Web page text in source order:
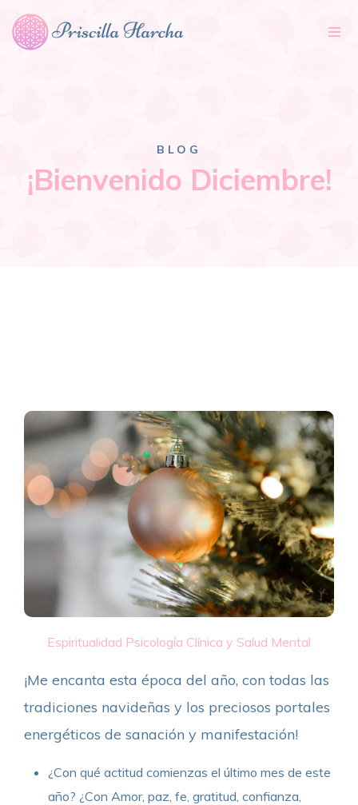
BLOG
¡Bienvenido Diciembre!
Espiritualidad Psicología Clínica y Salud Mental
¡Me encanta esta época del año, con todas las
tradiciones navideñas y los preciosos portales
energéticos de sanación y manifestación!
¿Con qué actitud comienzas el último mes de este
año? ¿Con Amor, paz, fe, gratitud, confianza,